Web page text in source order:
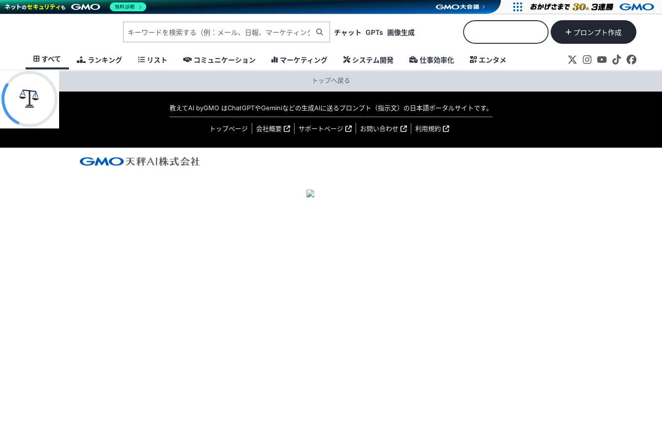
チャット GPTs 画像生成 プロンプト作成
すべて ランキング リスト コミュニケーション マーケティング システム開発 仕事効率化 エンタメ
トップへ戻る
教えてAI byGMO はChatGPTやGeminiなどの生成AIに送るプロンプト（指示文）の日本語ポータルサイトです。
トップページ 会社概要 サポートページ お問い合わせ 利用規約
無料診断